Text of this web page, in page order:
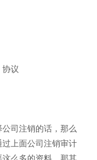
议
司注销的话，那么
上面公司注销审计